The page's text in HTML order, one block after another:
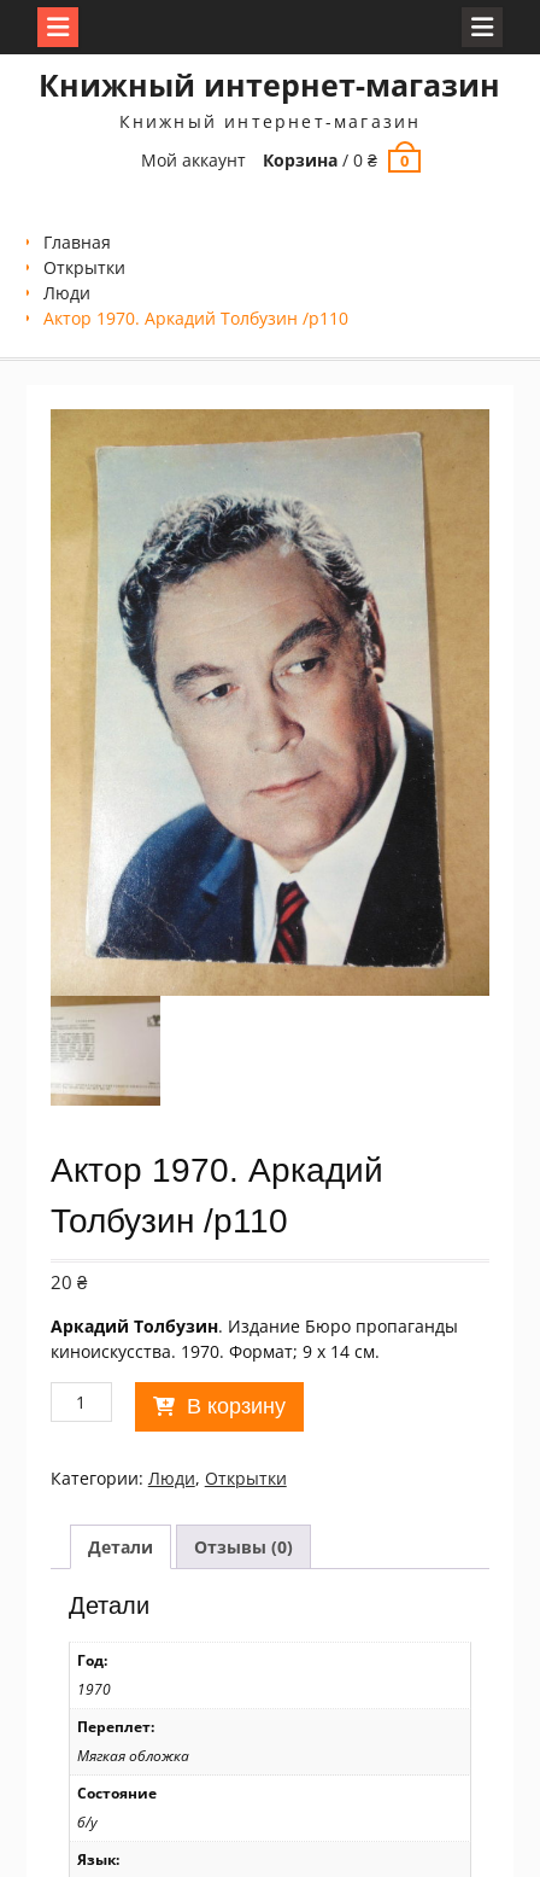
Книжный интернет-магазин
Книжный интернет-магазин
Мой аккаунт
Корзина /0₴ 0
Главная
Открытки
Люди
Актор 1970. Аркадий Толбузин /p110
Актор 1970. Аркадий
Толбузин /p110
20 ₴
Аркадий Толбузин. Издание Бюро пропаганды
киноискусства. 1970. Формат; 9 х 14 см.
Количество
товара
1970.
Аркадий
Толбузин
/p110
В корзину
Категории: Люди, Открытки
Детали Отзывы (0)
Детали
Год:
1970
Переплет:
Мягкая обложка
Состояние
б/у
Язык: